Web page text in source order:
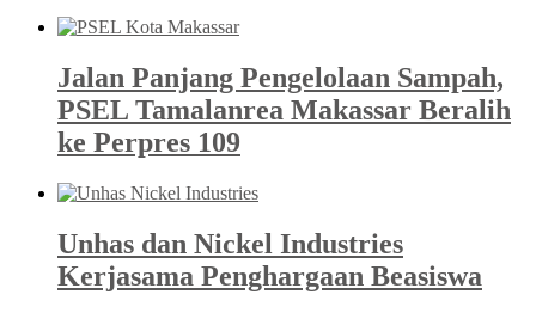
Jalan Panjang Pengelolaan Sampah,
PSEL Tamalanrea Makassar Beralih
ke Perpres 109
Unhas dan Nickel Industries
Kerjasama Penghargaan Beasiswa